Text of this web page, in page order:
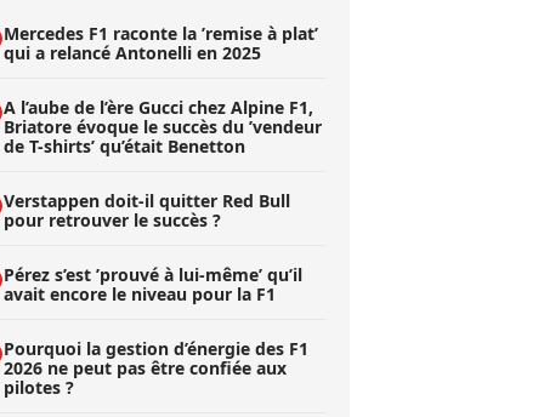
Mercedes F1 raconte la ’remise à plat’
qui a relancé Antonelli en 2025
A l’aube de l’ère Gucci chez Alpine F1,
Briatore évoque le succès du ’vendeur
de T-shirts’ qu’était Benetton
Verstappen doit-il quitter Red Bull
pour retrouver le succès ?
Pérez s’est ’prouvé à lui-même’ qu’il
avait encore le niveau pour la F1
Pourquoi la gestion d’énergie des F1
2026 ne peut pas être confiée aux
pilotes ?